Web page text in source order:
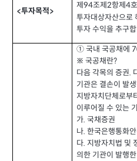
<투자목적>
제94조제2항제4
투자대상자산으로
투자 수익을 추구
① 국내 국공채에
※ 국공채란?
다음 각목의 증권.
기관은 결손이 발
지방자치단체로부
이루어질 수 있는
가.국채증권
나.한국은행통화
다. 지방자치법 및
의한 기관이 발행